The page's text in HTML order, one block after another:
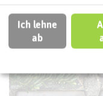
Ich lehne
ab